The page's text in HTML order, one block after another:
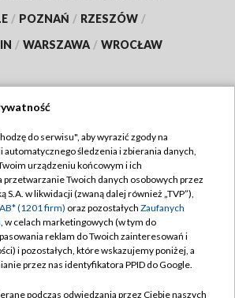
/ POZNAŃ / RZESZÓW /
/ WARSZAWA / WROCŁAW
TVP
TVP
Cyfrowa
Regulamin TVP
Polityka prywatności
Moje zgody
Pomoc
do serwisu", aby wyrazić zgody na
śledzenia i zbierania danych,
urządzeniu końcowym i ich
Twoich danych osobowych przez
S.A. w likwidacji (zwaną dalej również „TVP”),
(1201 firm) oraz pozostałych Zaufanych
, w celach marketingowych (w tym do
reklam do Twoich zainteresowań i
i pozostałych, które wskazujemy poniżej, a
przez nas identyfikatora PPID do Google.
podczas odwiedzania przez Ciebie naszych